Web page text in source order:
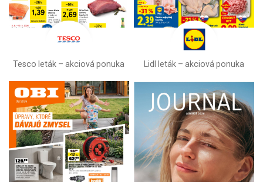
Tesco leták – akciová ponuka Lidl leták –⁠ akciová ponuka